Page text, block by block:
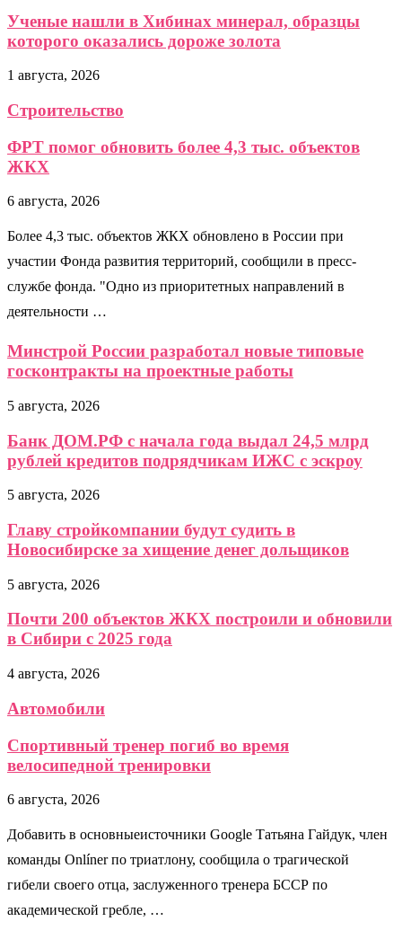
Ученые нашли в Хибинах минерал, образцы
которого оказались дороже золота
1 августа, 2026
Строительство
ФРТ помог обновить более 4,3 тыс. объектов
ЖКХ
6 августа, 2026
Более 4,3 тыс. объектов ЖКХ обновлено в России при
участии Фонда развития территорий, сообщили в пресс-
службе фонда. "Одно из приоритетных направлений в
деятельности …
Минстрой России разработал новые типовые
госконтракты на проектные работы
5 августа, 2026
Банк ДОМ.РФ с начала года выдал 24,5 млрд
рублей кредитов подрядчикам ИЖС с эскроу
5 августа, 2026
Главу стройкомпании будут судить в
Новосибирске за хищение денег дольщиков
5 августа, 2026
Почти 200 объектов ЖКХ построили и обновили
в Сибири с 2025 года
4 августа, 2026
Автомобили
Спортивный тренер погиб во время
велосипедной тренировки
6 августа, 2026
Добавить в основныеисточники Google Татьяна Гайдук, член
команды Onlíner по триатлону, сообщила о трагической
гибели своего отца, заслуженного тренера БССР по
академической гребле, …